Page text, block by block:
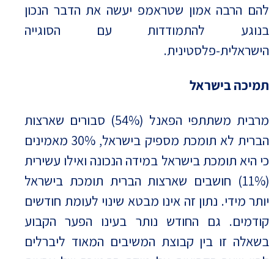
להם הרבה אמון שטראמפ יעשה את הדבר הנכון
בנוגע להתמודדות עם הסוגייה
הישראלית-פלסטינית.
תמיכה בישראל
מרבית משתתפי הפאנל (54%) סבורים שארצות
הברית לא תומכת מספיק בישראל, 30% מאמינים
כי היא תומכת בישראל במידה הנכונה ואילו עשירית
(11%) חושבים שארצות הברית תומכת בישראל
יותר מידי. נתון זה אינו מבטא שינוי לעומת חודשים
קודמים. גם החודש נותר בעינו הפער הקבוע
בשאלה זו בין קבוצת המשיבים המאוד ליברלים